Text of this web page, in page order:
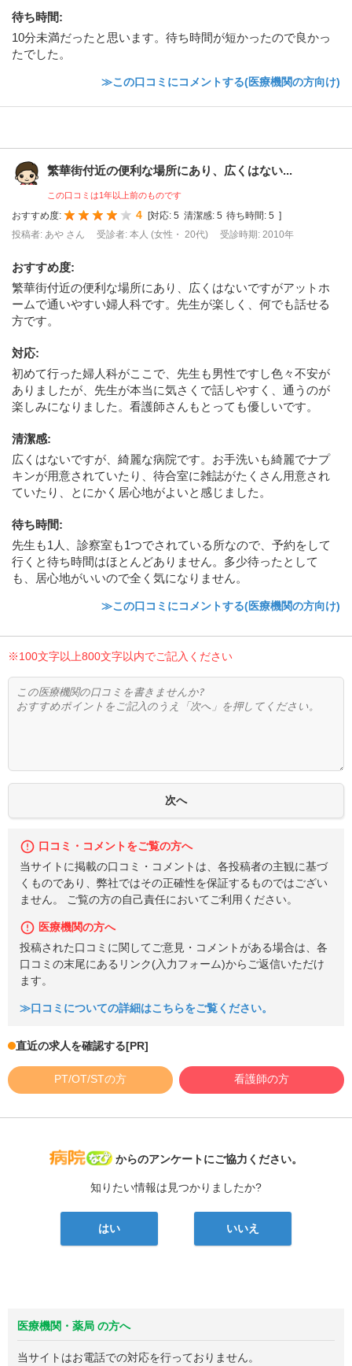
待ち時間:
10分未満だったと思います。待ち時間が短かったので良かっ
たでした。
≫この口コミにコメントする(医療機関の方向け)
繁華街付近の便利な場所にあり、広くはない...
この口コミは1年以上前のものです
おすすめ度: 4 対応: 5 清潔感: 5 待ち時間: 5
投稿者: あや さん
受診者: 本人 (女性・ 20代) 受診時期: 2010年
おすすめ度:
繁華街付近の便利な場所にあり、広くはないですがアットホ
ームで通いやすい婦人科です。先生が楽しく、何でも話せる
方です。
対応:
初めて行った婦人科がここで、先生も男性ですし色々不安が
ありましたが、先生が本当に気さくで話しやすく、通うのが
楽しみになりました。看護師さんもとっても優しいです。
清潔感:
広くはないですが、綺麗な病院です。お手洗いも綺麗でナプ
キンが用意されていたり、待合室に雑誌がたくさん用意され
ていたり、とにかく居心地がよいと感じました。
待ち時間:
先生も1人、診察室も1つでされている所なので、予約をして
行くと待ち時間はほとんどありません。多少待ったとして
も、居心地がいいので全く気になりません。
≫この口コミにコメントする(医療機関の方向け)
※100文字以上800文字以内でご記入ください
口コミ・コメントをご覧の方へ
当サイトに掲載の口コミ・コメントは、各投稿者の主観に基づ
くものであり、弊社ではその正確性を保証するものではござい
ません。 ご覧の方の自己責任においてご利用ください。
医療機関の方へ
投稿された口コミに関してご意見・コメントがある場合は、各
口コミの末尾にあるリンク(入力フォーム)からご返信いただけ
ます。
≫口コミについての詳細はこちらをご覧ください。
直近の求人を確認する[PR]
PT/OT/STの方 看護師の方
病院なび
からのアンケートにご協力ください。
知りたい情報は見つかりましたか?
はい いいえ
医療機関・薬局 の方へ
当サイトはお電話での対応を行っておりません。